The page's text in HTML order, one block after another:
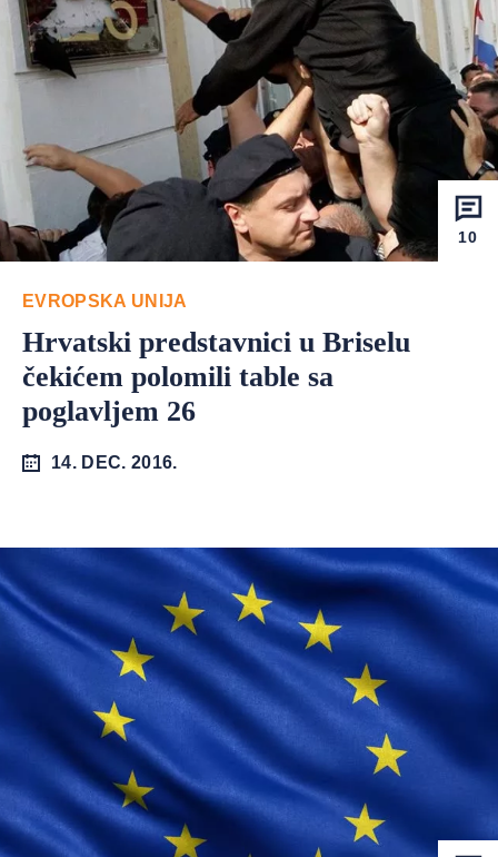
10
EVROPSKA UNIJA
Hrvatski predstavnici u Briselu
čekićem polomili table sa
poglavljem 26
14. DEC. 2016.